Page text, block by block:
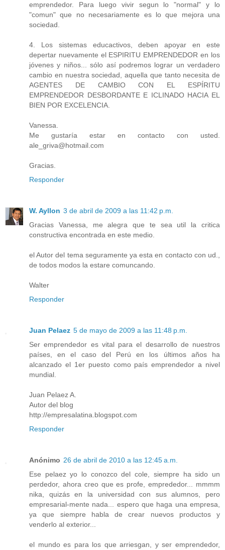
emprendedor. Para luego vivir segun lo "normal" y lo
"comun" que no necesariamente es lo que mejora una
sociedad.
4. Los sistemas educactivos, deben apoyar en este
depertar nuevamente el ESPIRITU EMPRENDEDOR en los
jóvenes y niños... sólo así podremos lograr un verdadero
cambio en nuestra sociedad, aquella que tanto necesita de
AGENTES DE CAMBIO CON EL ESPÍRITU
EMPRENDEDOR DESBORDANTE E ICLINADO HACIA EL
BIEN POR EXCELENCIA.
Vanessa.
Me gustaría estar en contacto con usted.
ale_griva@hotmail.com
Gracias.
Responder
W. Ayllon 3 de abril de 2009 a las 11:42 p.m.
Gracias Vanessa, me alegra que te sea util la critica
constructiva encontrada en este medio.
el Autor del tema seguramente ya esta en contacto con ud.,
de todos modos la estare comuncando.
Walter
Responder
Juan Pelaez 5 de mayo de 2009 a las 11:48 p.m.
Ser emprendedor es vital para el desarrollo de nuestros
países, en el caso del Perú en los últimos años ha
alcanzado el 1er puesto como país emprendedor a nivel
mundial.
Juan Pelaez A.
Autor del blog
http://empresalatina.blogspot.com
Responder
Anónimo 26 de abril de 2010 a las 12:45 a.m.
Ese pelaez yo lo conozco del cole, siempre ha sido un
perdedor, ahora creo que es profe, emprededor... mmmm
nika, quizás en la universidad con sus alumnos, pero
empresarial-mente nada... espero que haga una empresa,
ya que siempre habla de crear nuevos productos y
venderlo al exterior...
el mundo es para los que arriesgan, y ser emprendedor,